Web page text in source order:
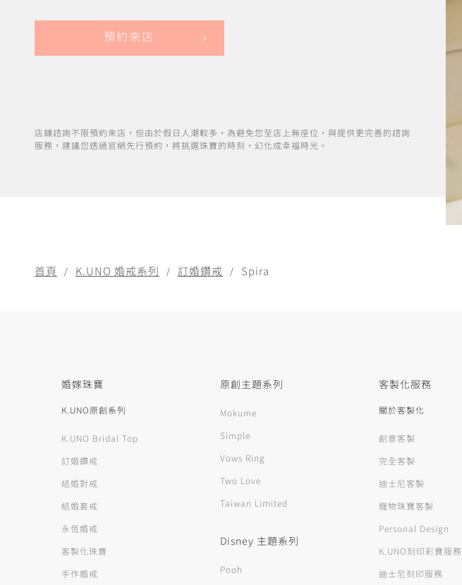
預約來店
店鋪諮詢不限預約來店，但由於假日人潮較多，為避免您至店上無座位，與提供更完善的諮詢
服務，建議您透過官網先行預約，將挑選珠寶的時刻，幻化成幸福時光。
首頁 K.UNO 婚戒系列 訂婚鑽戒 Spira
婚嫁珠寶
K.UNO原創系列
K.UNO Bridal Top
訂婚鑽戒
結婚對戒
結婚套戒
永恆婚戒
客製化珠寶
手作婚戒
原創主題系列
Mokume
Simple
Vows Ring
Two Love
Taiwan Limited
Disney 主題系列
Pooh
客製化服務
關於客製化
創意客製
完全客製
迪士尼客製
寵物珠寶客製
Personal Design
K.UNO刻印彩寶服務
迪士尼刻印服務